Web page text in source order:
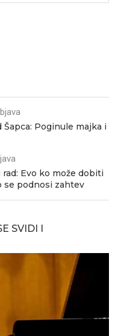
Šapca: Poginule majka i
Evo ko može dobiti
se podnosi zahtev
SVIDI I